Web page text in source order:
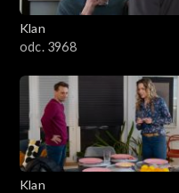
Klan
odc. 3968
Klan